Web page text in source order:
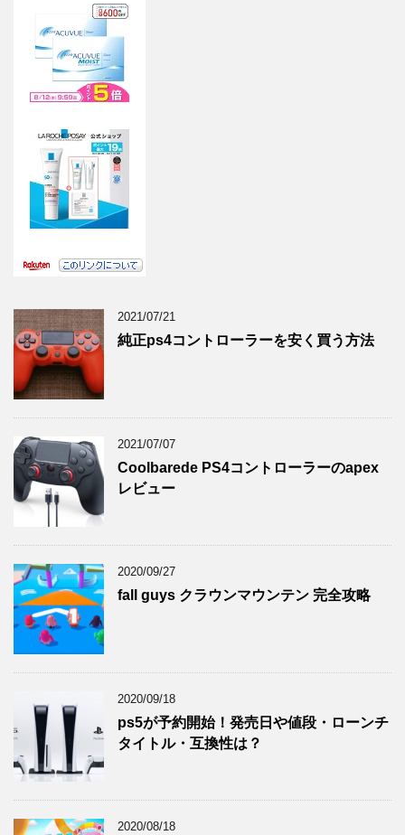
2021/07/21
純正ps4コントローラーを安く買う方法
2021/07/07
Coolbarede PS4コントローラーのapex
レビュー
2020/09/27
fall guys クラウンマウンテン 完全攻略
2020/09/18
ps5が予約開始！発売日や値段・ローンチ
タイトル・互換性は？
2020/08/18